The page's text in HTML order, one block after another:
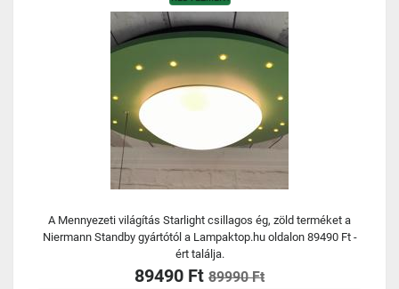
A Mennyezeti világítás Starlight csillagos ég, zöld terméket a
Niermann Standby gyártótól a Lampaktop.hu oldalon 89490 Ft -
ért találja.
89490 Ft 89990 Ft